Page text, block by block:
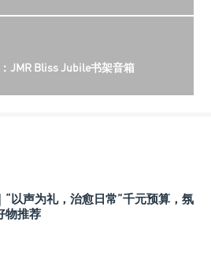
JMR Bliss Jubile书架音箱
“以声为礼，治愈日常”千元预算，氛
物推荐